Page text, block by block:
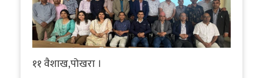
११ वैशाख,पोखरा ।